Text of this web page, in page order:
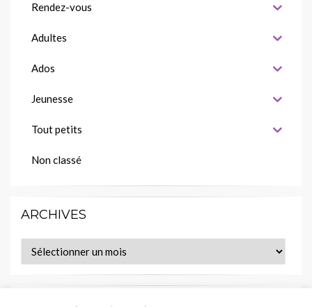
Rendez-vous
Adultes
Ados
Jeunesse
Tout petits
Non classé
ARCHIVES
Archives
MES LECTURES EN COURS